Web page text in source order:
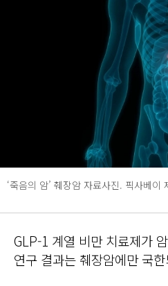
‘죽음의 암’ 췌장암 자료사진. 픽사베이
GLP-1 계열 비만 치료제가
연구 결과는 췌장암에만 국